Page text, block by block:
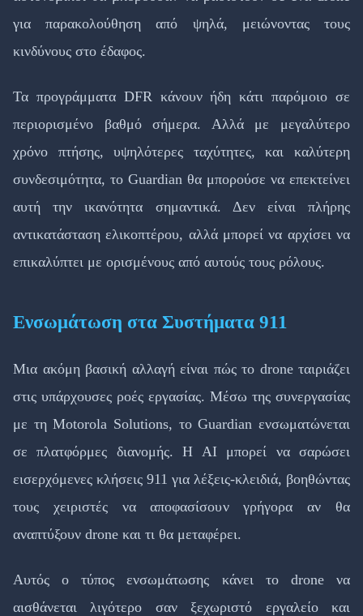
για παρακολούθηση από ψηλά, μειώνοντας τους
κινδύνους στο έδαφος.
Τα προγράμματα DFR κάνουν ήδη κάτι παρόμοιο σε
περιορισμένο βαθμό σήμερα. Αλλά με μεγαλύτερο
χρόνο πτήσης, υψηλότερες ταχύτητες, και καλύτερη
συνδεσιμότητα, το Guardian θα μπορούσε να επεκτείνει
αυτή την ικανότητα σημαντικά. Δεν είναι πλήρης
αντικατάσταση ελικοπτέρου, αλλά μπορεί να αρχίσει να
επικαλύπτει με ορισμένους από αυτούς τους ρόλους.
Ενσωμάτωση στα Συστήματα 911
Μια ακόμη βασική αλλαγή είναι πώς το drone ταιριάζει
στις υπάρχουσες ροές εργασίας. Μέσω της συνεργασίας
με τη Motorola Solutions, το Guardian ενσωματώνεται
σε πλατφόρμες διανομής. Η AI μπορεί να σαρώσει
εισερχόμενες κλήσεις 911 για λέξεις-κλειδιά, βοηθώντας
τους χειριστές να αποφασίσουν γρήγορα αν θα
αναπτύξουν drone και τι θα μεταφέρει.
Αυτός ο τύπος ενσωμάτωσης κάνει το drone να
αισθάνεται λιγότερο σαν ξεχωριστό εργαλείο και